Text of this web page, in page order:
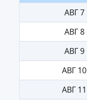
АВГ 7
АВГ 8
АВГ 9
АВГ 10
АВГ 11